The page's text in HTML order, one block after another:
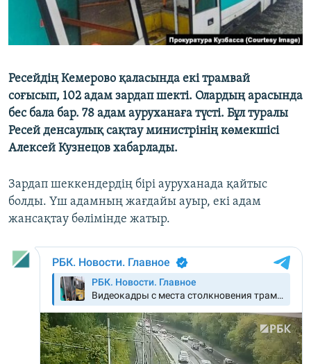
Ресейдің Кемерово қаласында екі трамвай
соғысып, 102 адам зардап шекті. Олардың арасында
бес бала бар. 78 адам ауруханаға түсті. Бұл туралы
Ресей денсаулық сақтау министрінің көмекшісі
Алексей Кузнецов хабарлады.
Зардап шеккендердің бірі ауруханада қайтыс
болды. Үш адамның жағдайы ауыр, екі адам
жансақтау бөлімінде жатыр.